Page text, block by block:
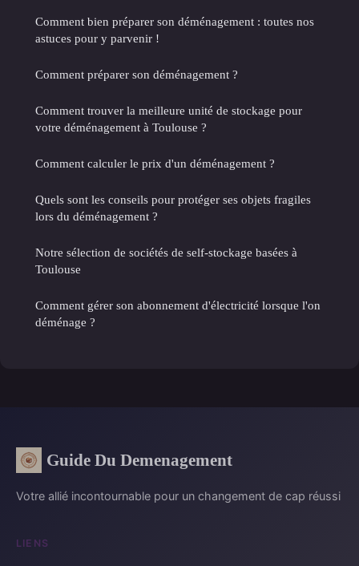
Comment bien préparer son déménagement : toutes nos
astuces pour y parvenir !
Comment préparer son déménagement ?
Comment trouver la meilleure unité de stockage pour
votre déménagement à Toulouse ?
Comment calculer le prix d'un déménagement ?
Quels sont les conseils pour protéger ses objets fragiles
lors du déménagement ?
Notre sélection de sociétés de self-stockage basées à
Toulouse
Comment gérer son abonnement d'électricité lorsque l'on
déménage ?
Guide Du Demenagement
Votre allié incontournable pour un changement de cap réussi
LIENS